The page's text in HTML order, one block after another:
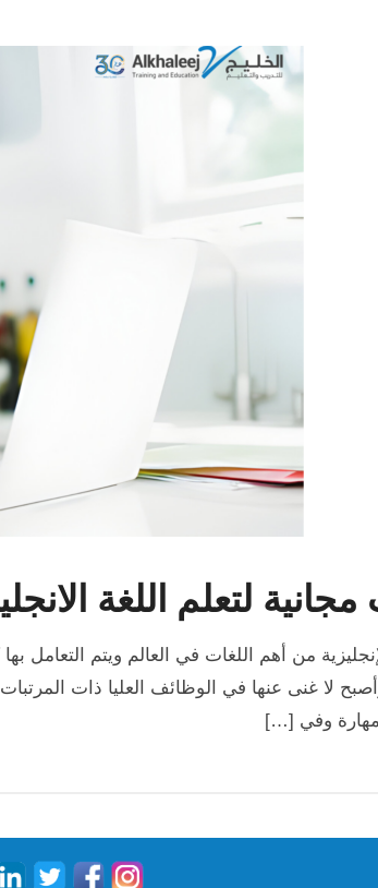
لتعلم اللغة
من أهم اللغات في العالم ويتم
وأصبح لا غنى عنها في الوظائف العليا ذات
بمهارة وفي […]